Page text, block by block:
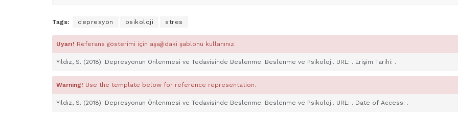
Tags: depresyon psikoloji stres
Uyarı! Referans gösterimi için aşağıdaki şablonu kullanınız.
Yıldız, S. (2018). Depresyonun Önlenmesi ve Tedavisinde Beslenme. Beslenme ve Psikoloji. URL: . Erişim Tarihi: .
Warning! Use the template below for reference representation.
Yıldız, S. (2018). Depresyonun Önlenmesi ve Tedavisinde Beslenme. Beslenme ve Psikoloji. URL: . Date of Access: .